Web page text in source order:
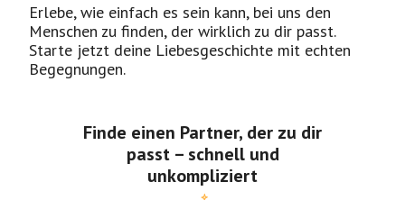
Erlebe, wie einfach es sein kann, bei uns den
Menschen zu finden, der wirklich zu dir passt.
Starte jetzt deine Liebesgeschichte mit echten
Begegnungen.
Finde einen Partner, der zu dir
passt – schnell und
unkompliziert